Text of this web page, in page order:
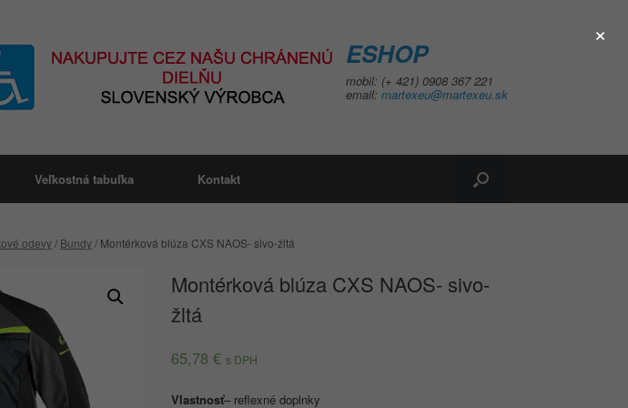
ESHOP
mobil: (+ 421) 0908 367 221
email: martexeu@martexeu.sk
Veľkostná tabuľka Kontakt
odevy/ Bundy/ Montérková blúza CXS NAOS- sivo-žltá
Montérková blúza CXS NAOS- sivo-
žltá
65,78€ s DPH
Vlastnosť– reflexné doplnky
×